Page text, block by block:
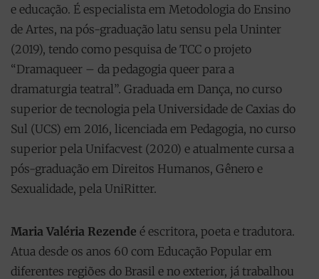
e educação. É especialista em Metodologia do Ensino
de Artes, na pós-graduação latu sensu pela Uninter
(2019), tendo como pesquisa de TCC o projeto
“Dramaqueer – da pedagogia queer para a
dramaturgia teatral”. Graduada em Dança, no curso
superior de tecnologia pela Universidade de Caxias do
Sul (UCS) em 2016, licenciada em Pedagogia, no curso
superior pela Unifacvest (2020) e atualmente cursa a
pós-graduação em Direitos Humanos, Gênero e
Sexualidade, pela UniRitter.
Maria Valéria Rezende é escritora, poeta e tradutora.
Atua desde os anos 60 com Educação Popular em
diferentes regiões do Brasil e no exterior, já trabalhou